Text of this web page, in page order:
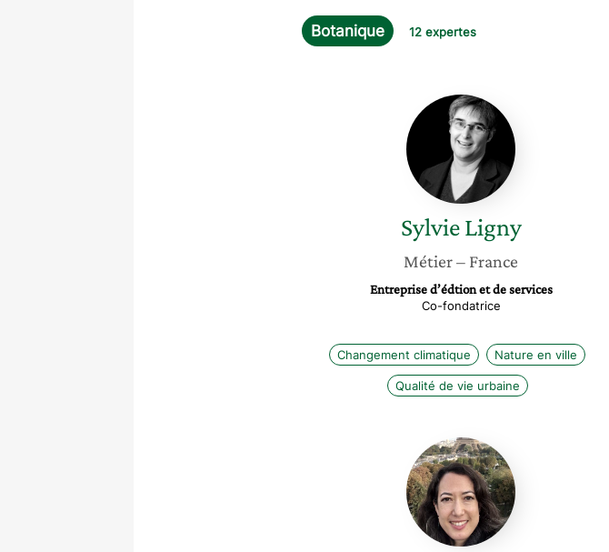
Botanique 12 expertes
Sylvie
Ligny
Sylvie Ligny
Métier– France
Entreprise d’édtion et de services
Co-fondatrice
Changement climatique Nature en ville
Qualité de vie urbaine
Michelle
Elliott